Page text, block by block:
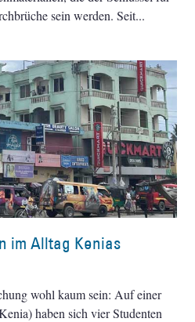
sein werden. Seit
im Alltag Kenias
wohl kaum sein: Auf einer
haben sich vier Studenten